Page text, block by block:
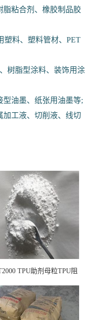
脂粘合剂、橡胶制品胶
塑料、塑料管材、PET
树脂型涂料、装饰用涂
型油墨、纸张用油墨等;
加工液、切削液、线切
TPU助剂母粒TPU阻
雾面滑剂防粘剂 TPU抗黄
变剂 抗黄变耐黄剂